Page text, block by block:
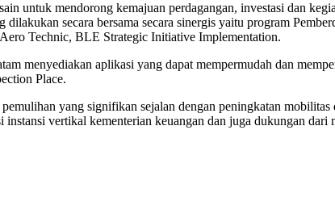
untuk mendorong kemajuan perdagangan, investasi dan
secara bersama secara sinergis yaitu program
Technic, BLE Strategic Initiative Implementation.
menyediakan aplikasi yang dapat mempermudah dan
Place.
yang signifikan sejalan dengan peningkatan
vertikal kementerian keuangan dan juga dukungan